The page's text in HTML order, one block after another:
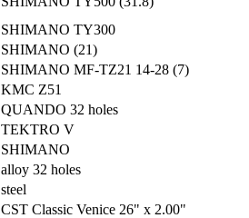
SHIMANO TY300
SHIMANO (21)
SHIMANO MF-TZ21 14-28 (7)
KMC Z51
QUANDO 32 holes
TEKTRO V
SHIMANO
alloy 32 holes
steel
CST Classic Venice 26" x 2.00"